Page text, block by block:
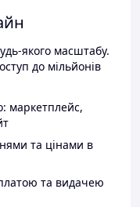
якого масштабу.
до мільйонів
маркетплейс,
та цінами в
та видачею